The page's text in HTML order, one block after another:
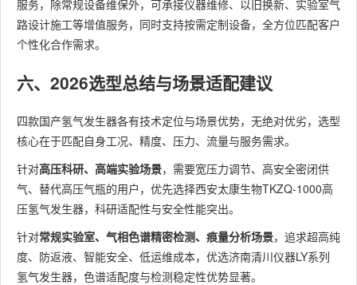
服务，除常规设备维保外，可承接仪器维修、以旧换新、实验室气
路设计施工等增值服务，同时支持按需定制设备，全方位匹配客户
个性化合作需求。
六、2026选型总结与场景适配建议
四款国产氢气发生器各有技术定位与场景优势，无绝对优劣，选型
核心在于匹配自身工况、精度、压力、流量与服务需求。
针对高压科研、高端实验场景，需要宽压力调节、高安全密闭供
气、替代高压气瓶的用户，优先选择西安太康生物TKZQ-1000高
压氢气发生器，科研适配性与安全性能突出。
针对常规实验室、气相色谱精密检测、痕量分析场景，追求超高纯
度、防返液、智能安全、低运维成本，优选济南清川仪器LY系列
氢气发生器，色谱适配度与检测稳定性优势显著。